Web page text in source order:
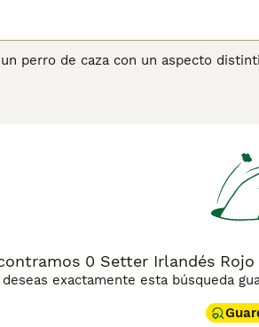
perro de caza con un aspecto
perros más glamurosos que hay, lo
0 Setter Irlandés
deseas exactamente esta búsqueda